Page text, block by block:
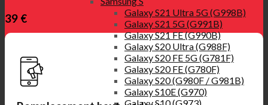
Galaxy S21 Ultra 5G (G998B)
Galaxy S21 5G (G991B)
Galaxy S21 FE (G990B)
Galaxy S20 Ultra (G988F)
Galaxy S20 FE 5G (G781F)
Galaxy S20 FE (G780F)
Galaxy S20 (G980F / G981B)
Galaxy S10E (G970)
39 €